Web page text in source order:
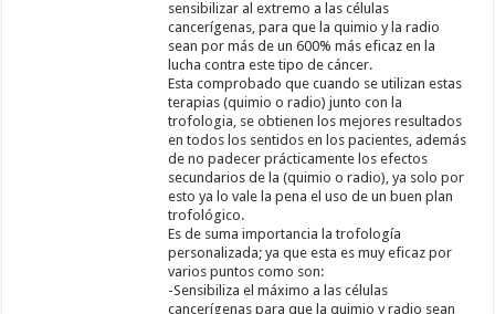
sensibilizar al extremo a las células
cancerígenas, para que la quimio y la radio
sean por más de un 600% más eficaz en la
lucha contra este tipo de cáncer.
Esta comprobado que cuando se utilizan estas
terapias (quimio o radio) junto con la
trofologia, se obtienen los mejores resultados
en todos los sentidos en los pacientes, además
de no padecer prácticamente los efectos
secundarios de la (quimio o radio), ya solo por
esto ya lo vale la pena el uso de un buen plan
trofológico.
Es de suma importancia la trofología
personalizada; ya que esta es muy eficaz por
varios puntos como son:
-Sensibiliza el máximo a las células
cancerígenas para que la quimio y radio sean